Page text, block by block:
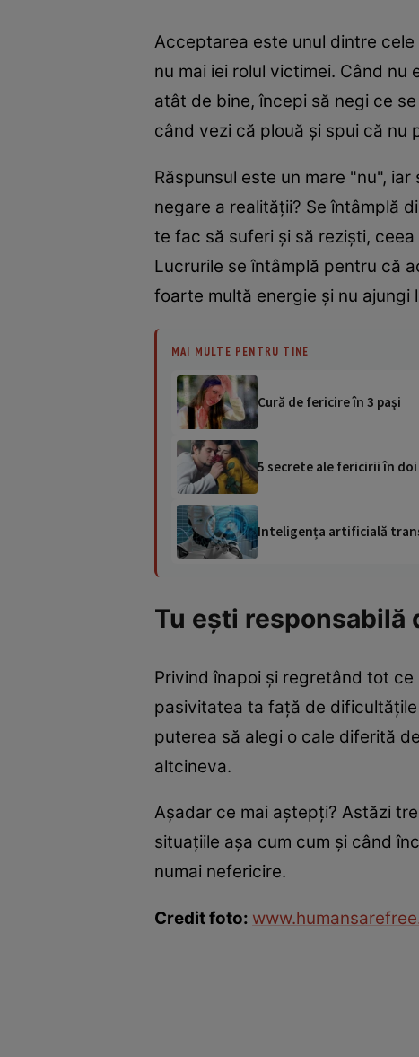
Acceptarea este unul dintre
nu mai iei rolul victimei. Când
atât de bine, începi să negi ce
când vezi că plouă şi spui că nu
Răspunsul este un mare "nu",
negare a realităţii? Se întâmplă
te fac să suferi şi să rezişti,
Lucrurile se întâmplă pentru că
foarte multă energie şi nu ajungi
MAI MULTE PENTRU TINE
Cură de fericire în 3 paşi
5 secrete ale fericirii în doi
Inteligența artificială
Tu eşti responsabilă
Privind înapoi şi regretând tot
pasivitatea ta faţă de
puterea să alegi o cale diferită
altcineva.
Aşadar ce mai aştepţi? Astăzi
situaţiile aşa cum cum şi când
numai nefericire.
Credit foto: